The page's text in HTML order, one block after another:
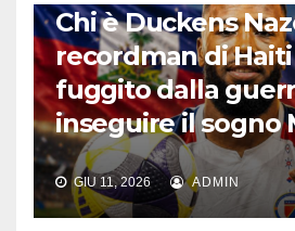
Chi è Duckens
recordman di
fuggito dalla
inseguire il sogno
GIU 11, 2026 ADMIN